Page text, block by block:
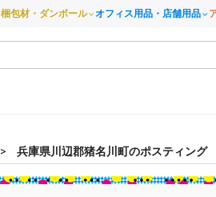
梱包材・ダンボール オフィス用品・店舗用品
兵庫県川辺郡猪名川町のポスティング